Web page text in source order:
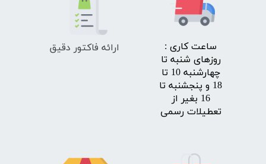
​ساعت کاری :
روزهای شنبه تا
چهارشنبه 10 تا
18 و پنجشنبه تا
16 بغیر از
تعطیلات رسمی
ارائه فاکتور دقیق